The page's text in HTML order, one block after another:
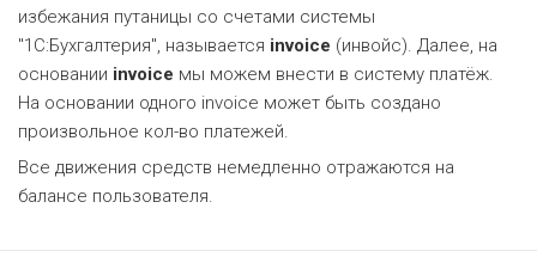
избежания путаницы со счетами системы
"1С:Бухгалтерия", называется invoice (инвойс). Далее, на
основании invoice мы можем внести в систему платёж.
На основании одного invoice может быть создано
произвольное кол-во платежей.
Все движения средств немедленно отражаются на
балансе пользователя.